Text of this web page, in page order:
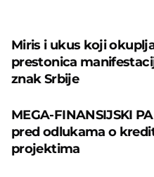
Miris i ukus koji
prestonica
znak Srbije
MEGA-FINANSIJSKI
pred odlukama o
projektima